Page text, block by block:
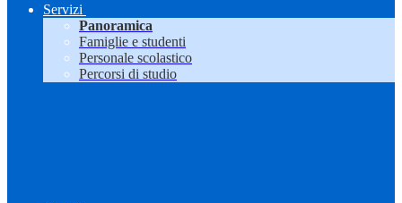
Servizi
Panoramica
Famiglie e studenti
Personale scolastico
Percorsi di studio